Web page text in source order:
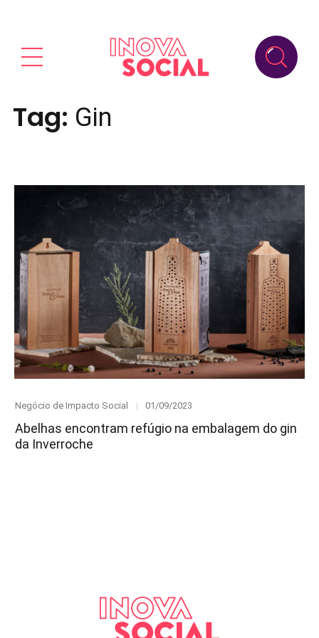
Tag: Gin
Category
Negócio de Impacto Social
Posted
01/09/2023
Abelhas encontram refúgio na embalagem do gin
da Inverroche